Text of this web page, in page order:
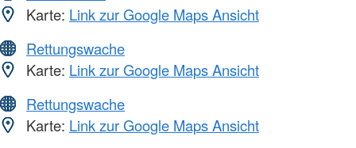
Karte: Link zur Google Maps Ansicht
Rettungswache
Karte: Link zur Google Maps Ansicht
Rettungswache
Karte: Link zur Google Maps Ansicht